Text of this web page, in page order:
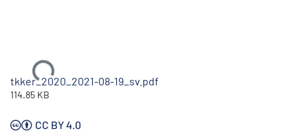
Ladataan...
tkker_2020_2021-08-19_sv.pdf
114.85 KB
CC BY 4.0